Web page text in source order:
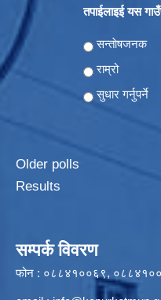
तपाईलाइई यस
Choices
सन्ताेषजनक
राम्रो
सुधार गर्नुपर्ने
Older polls
Results
सम्पर्क विवरण
फोन : ०८८४१००६९,